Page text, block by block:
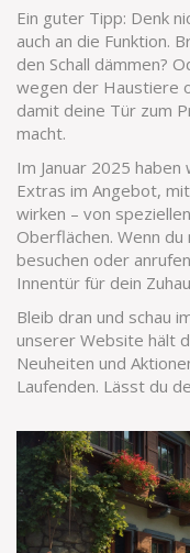
Ein guter Tipp: Denk
auch an die Funktion.
den Schall dämmen?
wegen der Haustiere
damit deine Tür zum
macht.
Im Januar 2025 haben
Extras im Angebot,
wirken – von
Oberflächen. Wenn
besuchen oder
Innentür für dein
Bleib dran und schau
unserer Website hält
Neuheiten und
Laufenden. Lässt du